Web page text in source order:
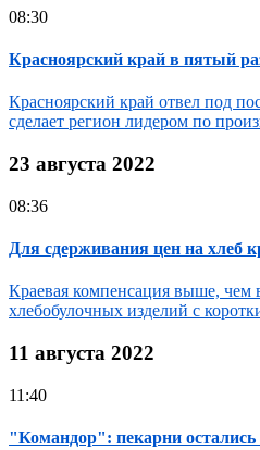
08:30
Красноярский край в пятый
Красноярский край отвел под
сделает регион лидером по
23 августа 2022
08:36
Для сдерживания цен на хлеб
Краевая компенсация выше, чем
хлебобулочных изделий с
11 августа 2022
11:40
"Командор": пекарни